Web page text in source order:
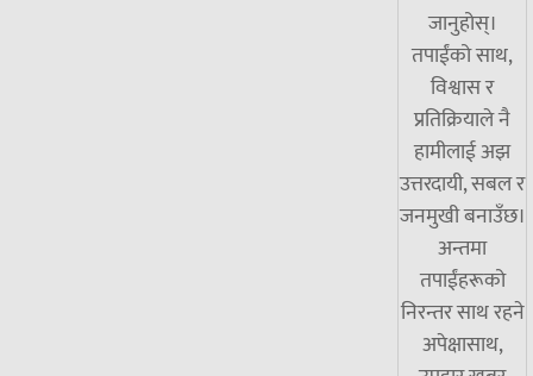
जानुहोस्।
तपाईंको साथ,
विश्वास र
प्रतिक्रियाले नै
हामीलाई अझ
उत्तरदायी, सबल र
जनमुखी बनाउँछ।
अन्तमा
तपाईंहरूको
निरन्तर साथ रहने
अपेक्षासाथ,